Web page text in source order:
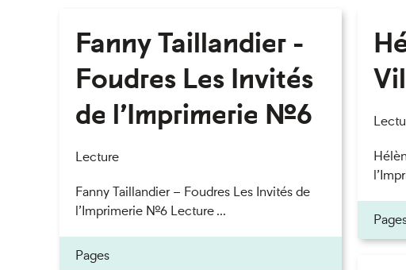
Fanny Taillandier -
Foudres Les Invités
de l’Imprimerie n°6
Lecture
Fanny Taillandier – Foudres Les Invités de
l’Imprimerie n°6 Lecture ...
Pages